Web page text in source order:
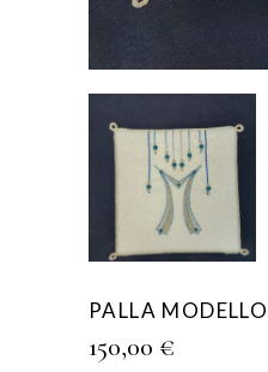
PALLA
150,00 €